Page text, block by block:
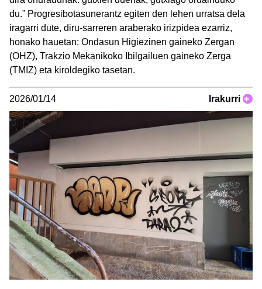
du.” Progresibotasunerantz egiten den lehen urratsa dela
iragarri dute, diru-sarreren araberako irizpidea ezarriz,
honako hauetan: Ondasun Higiezinen gaineko Zergan
(OHZ), Trakzio Mekanikoko Ibilgailuen gaineko Zerga
(TMIZ) eta kiroldegiko tasetan.
2026/01/14 Irakurri +